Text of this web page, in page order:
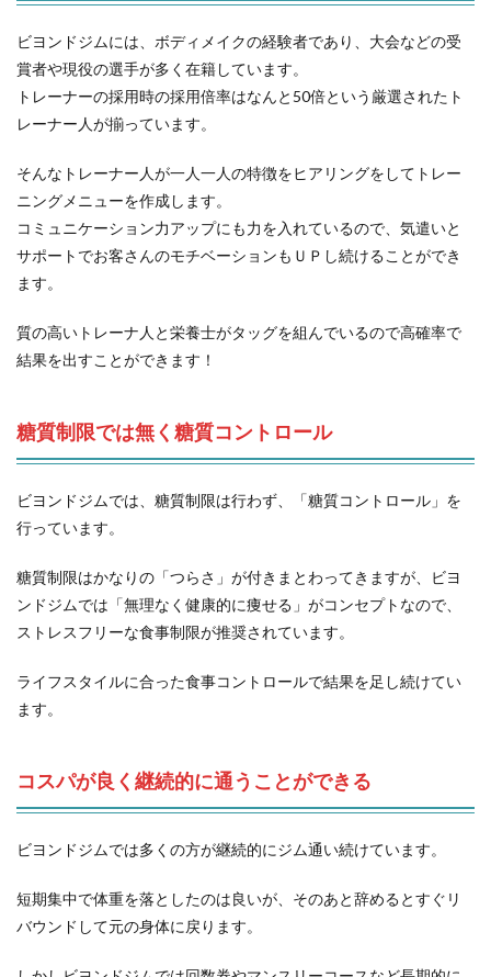
ビヨンドジムには、ボディメイクの経験者であり、大会などの受
賞者や現役の選手が多く在籍しています。
トレーナーの採用時の採用倍率はなんと50倍という厳選されたト
レーナー人が揃っています。
そんなトレーナー人が一人一人の特徴をヒアリングをしてトレー
ニングメニューを作成します。
コミュニケーション力アップにも力を入れているので、気遣いと
サポートでお客さんのモチベーションもＵＰし続けることができ
ます。
質の高いトレーナ人と栄養士がタッグを組んでいるので高確率で
結果を出すことができます！
糖質制限では無く糖質コントロール
ビヨンドジムでは、糖質制限は行わず、「糖質コントロール」を
行っています。
糖質制限はかなりの「つらさ」が付きまとわってきますが、ビヨ
ンドジムでは「無理なく健康的に痩せる」がコンセプトなので、
ストレスフリーな食事制限が推奨されています。
ライフスタイルに合った食事コントロールで結果を足し続けてい
ます。
コスパが良く継続的に通うことができる
ビヨンドジムでは多くの方が継続的にジム通い続けています。
短期集中で体重を落としたのは良いが、そのあと辞めるとすぐリ
バウンドして元の身体に戻ります。